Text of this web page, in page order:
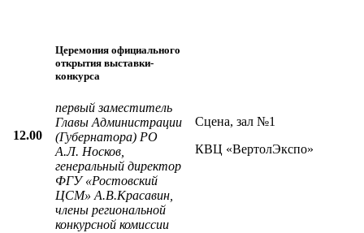
12.00
Церемония официального
открытия выставки-
конкурса
первый заместитель
Главы Администрации
(Губернатора) РО
А.Л. Носков,
генеральный директор
ФГУ «Ростовский
ЦСМ» А.В.Красавин,
члены региональной
конкурсной комиссии
Сцена, зал №1
КВЦ «ВертолЭкспо»